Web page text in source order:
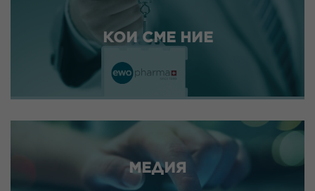
КОИ СМЕ НИЕ
МЕДИЯ